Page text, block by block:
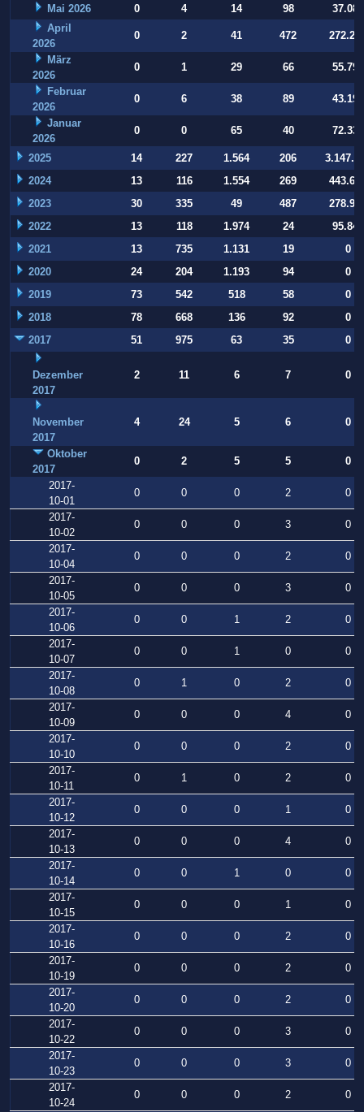
Mai 2026 0 4 14 98
37.084
April
2026
0 2 41 472
März
2026
0 1 29 66
55.794
Februar
2026
0 6 38 89
43.197
Januar
2026
0 0 65 40 72.332
2025 14 227 1.564 206
2024
13 116 1.554 269
2023
30 335 49 487
2022
13 118 1.974 24
95.847
2021
13 735 1.131 19
0
2020
24 204 1.193 94
0
2019
73 542 518 58
0
2018
78 668 136 92
0
2017
51 975 63 35 0
Dezember
2017
2 11 6 7 0
November
2017
4 24 5 6 0
Oktober
2017
0 2 5 5
0
2017-
10-01
0 0 0 2
0
2017-
10-02
0 0 0 3
0
2017-
10-04
0 0 0 2
0
2017-
10-05
0 0 0 3
0
2017-
10-06
0 0 1 2
0
2017-
10-07
0 0 1 0
0
2017-
10-08
0 1 0 2
0
2017-
10-09
0 0 0 4
0
2017-
10-10
0 0 0 2
0
2017-
10-11
0 1 0 2
0
2017-
10-12
0 0 0 1
0
2017-
10-13
0 0 0 4
0
2017-
10-14
0 0 1 0
0
2017-
10-15
0 0 0 1
0
2017-
10-16
0 0 0 2
0
2017-
10-19
0 0 0 2
0
2017-
10-20
0 0 0 2
0
2017-
10-22
0 0 0 3
0
2017-
10-23
0 0 0 3
0
2017-
10-24
0 0 0 2
0